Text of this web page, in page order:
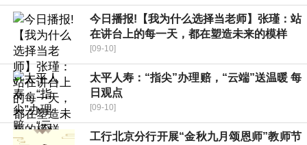
今日播报!【我为什么选择当老师】张瑾：站
在讲台上的每一天，都在塑造未来的模样
[09-10]
太平人寿：“指尖”办理赔，“云端”送温暖 每
日观点
[09-10]
工行北京分行开展“金秋九月颂恩师”教师节